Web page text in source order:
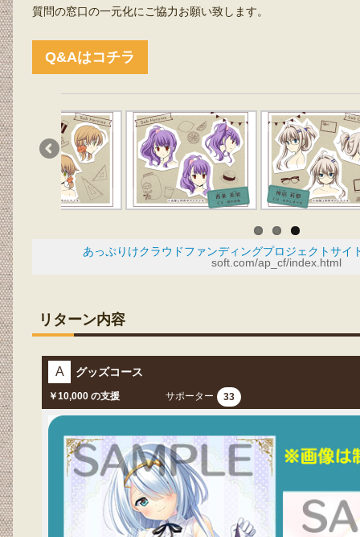
質問の窓口の一元化にご協力お願い致します。
Q&Aはコチラ
あっぷりけクラウドファンディングプロジェクトサイ
soft.com/ap_cf/index.html
リターン内容
A グッズコース
￥10,000 の支援 サポーター 33